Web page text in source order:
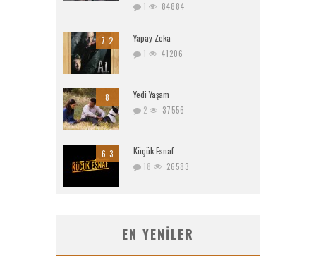
1 84884
7.2 Yapay Zeka
1 41206
8 Yedi Yaşam
2 37556
6.3 Küçük Esnaf
18 26583
EN YENILER